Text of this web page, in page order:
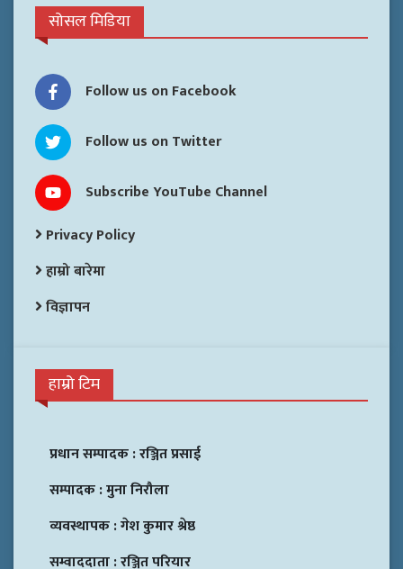
सोसल मिडिया
Follow us on Facebook
Follow us on Twitter
Subscribe YouTube Channel
Privacy Policy
हाम्रो बारेमा
विज्ञापन
हाम्रो टिम
प्रधान सम्पादक :रञ्जित प्रसाई
सम्पादक :मुना निरौला
व्यवस्थापक :गेश कुमार श्रेष्ठ
सम्वाददाता :रञ्जित परियार